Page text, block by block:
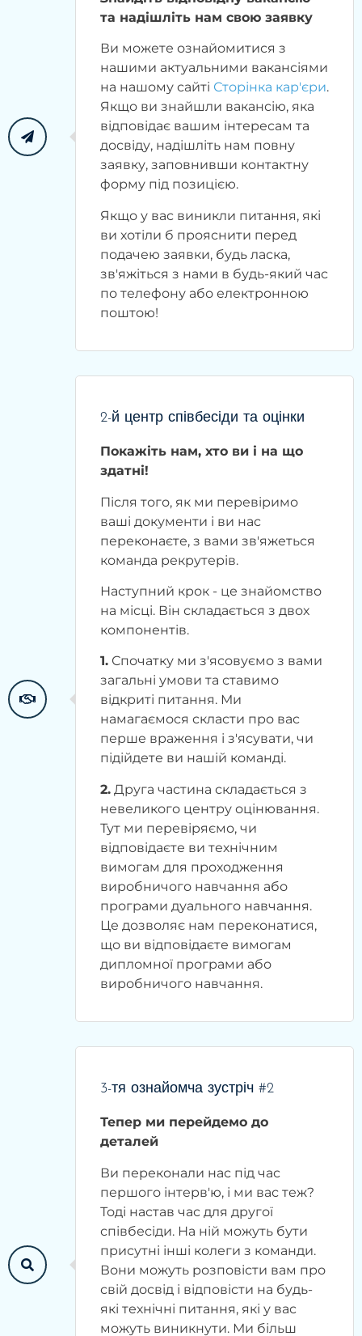
та надішліть нам свою заявку
Ви можете ознайомитися з
нашими актуальними вакансіями
на нашому сайті Сторінка кар'єри.
Якщо ви знайшли вакансію, яка
відповідає вашим інтересам та
досвіду, надішліть нам повну
заявку, заповнивши контактну
форму під позицією.
Якщо у вас виникли питання, які
ви хотіли б прояснити перед
подачею заявки, будь ласка,
зв'яжіться з нами в будь-який час
по телефону або електронною
поштою!
2-й центр співбесіди та оцінки
Покажіть нам, хто ви і на що
здатні!
Після того, як ми перевіримо
ваші документи і ви нас
переконаєте, з вами зв'яжеться
команда рекрутерів.
Наступний крок - це знайомство
на місці. Він складається з двох
компонентів.
1. Спочатку ми з'ясовуємо з вами
загальні умови та ставимо
відкриті питання. Ми
намагаємося скласти про вас
перше враження і з'ясувати, чи
підійдете ви нашій команді.
2. Друга частина складається з
невеликого центру оцінювання.
Тут ми перевіряємо, чи
відповідаєте ви технічним
вимогам для проходження
виробничого навчання або
програми дуального навчання.
Це дозволяє нам переконатися,
що ви відповідаєте вимогам
дипломної програми або
виробничого навчання.
3-тя ознайомча зустріч #2
Тепер ми перейдемо до
деталей
Ви переконали нас під час
першого інтерв'ю, і ми вас теж?
Тоді настав час для другої
співбесіди. На ній можуть бути
присутні інші колеги з команди.
Вони можуть розповісти вам про
свій досвід і відповісти на будь-
які технічні питання, які у вас
можуть виникнути. Ми більш